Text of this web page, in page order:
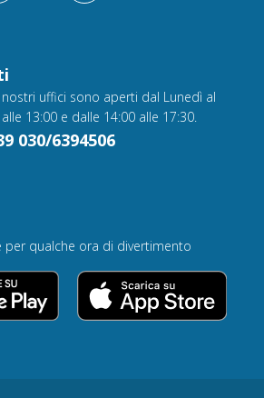
uffici sono aperti dal Lunedì al
13:00 e dalle 14:00 alle 17:30.
030/6394506
per qualche ora di divertimento